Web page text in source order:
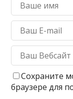
Сохраните
браузере для